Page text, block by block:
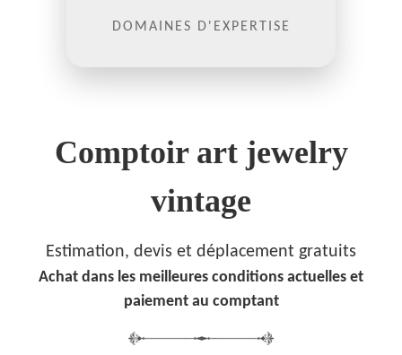
DOMAINES D'EXPERTISE
Comptoir art jewelry
vintage
Estimation, devis et déplacement gratuits
Achat dans les meilleures conditions actuelles et
paiement au comptant